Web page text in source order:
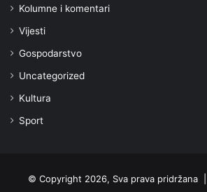
Kolumne i komentari
Vijesti
Gospodarstvo
Uncategorized
Kultura
Sport
© Copyright 2026, Sva prava pridržana |